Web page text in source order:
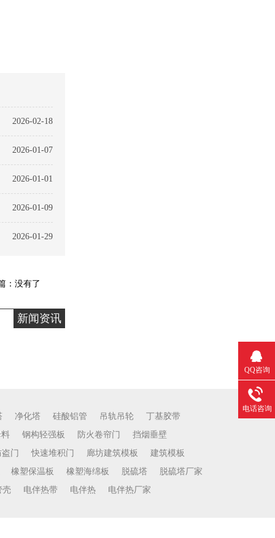
2026-02-18
2026-01-07
2026-01-01
2026-01-09
2026-01-29
：没有了
新闻资讯
净化塔 硅酸铝管 吊轨吊轮
丁基胶带
钢构轻强板 防火卷帘门
挡烟垂壁
盗门 快速堆积门 廊坊建筑模板
建筑模板
橡塑保温板 橡塑海绵板 脱硫塔
脱硫塔厂家
壳 电伴热带 电伴热 电伴热厂家
QQ咨询
电话咨询